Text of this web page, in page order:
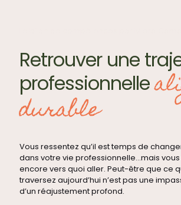
Retrouver une
professionnelle
durable
Vous ressentez qu’il est temps de
dans votre vie professionnelle…mais
encore vers quoi aller. Peut-être que ce
traversez aujourd’hui n’est pas une
d’un réajustement profond.